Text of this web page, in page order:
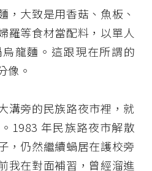
，大致是用香菇、魚板、
羅等食材當配料，以單人
龍麵。這跟現在所謂的
像。
溝旁的民族路夜市裡，就
1983 年民族路夜市解散
，仍然繼續蝸居在護校旁
我在對面補習，曾經溜進